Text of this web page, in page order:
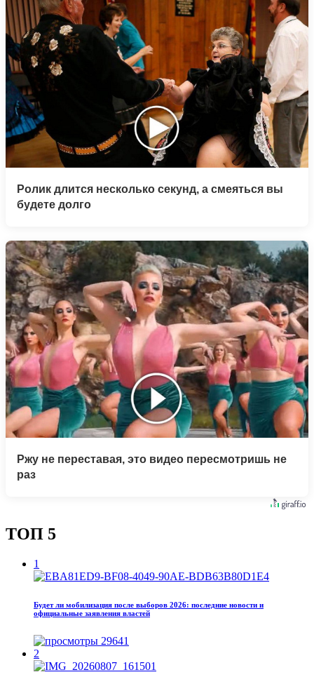
Ролик длится несколько секунд, а смеяться вы
будете долго
Ржу не переставая, это видео пересмотришь не
раз
ТОП 5
1
Будет ли мобилизация после выборов 2026: последние новости и
официальные заявления властей
29641
2